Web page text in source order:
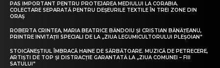
PAS IMPORTANT PENTRU PROTEJAREA MEDIULUI LA CORABIA.
COLECTARE SEPARATĂ PENTRU DEȘEURILE TEXTILE ÎN TREI ZONE DIN
ORAȘ
ROBERTA CRINTEA, MARIA BEATRICE BĂNDOIU ȘI CRISTIAN BĂNĂȚEANU,
PRINTRE INVITAȚII SPECIALI DE LA „ZIUA LEGUMICULTORULUI PLEȘOIAN”
STOICĂNEȘTIUL ÎMBRACĂ HAINE DE SĂRBĂTOARE. MUZICĂ DE PETRECERE,
ARTIȘTI DE TOP ȘI DISTRACȚIE GARANTATĂ LA „ZIUA COMUNEI – FIII
SATULUI”